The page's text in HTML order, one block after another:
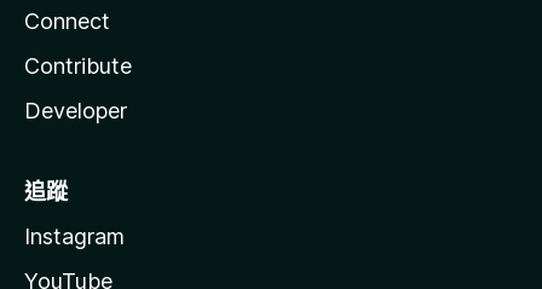
Connect
Contribute
Developer
追蹤
Instagram
YouTube